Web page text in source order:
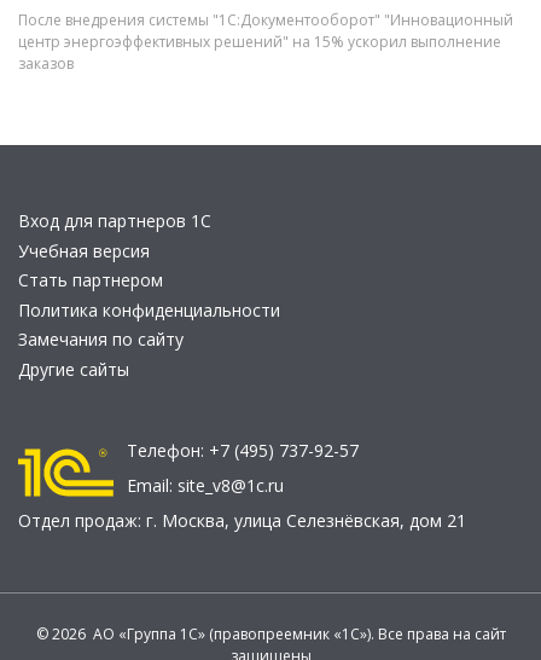
После внедрения системы "1С:Документооборот" "Инновационный
центр энергоэффективных решений" на 15% ускорил выполнение
заказов
Вход для партнеров 1С
Учебная версия
Стать партнером
Политика конфиденциальности
Замечания по сайту
Другие сайты
Телефон: +7 (495) 737-92-57
Email: site_v8@1c.ru
Отдел продаж: г. Москва, улица Селезнёвская, дом 21
© 2026 АО «Группа 1С» (правопреемник «1С»). Все права на сайт
защищены